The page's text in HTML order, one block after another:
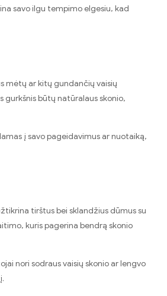
savo ilgu tempimo elgesiu, kad
mėtų ar kitų gundančių vaisių
būtų natūralaus skonio,
į savo pageidavimus ar nuotaiką,
tirštus bei sklandžius dūmus su
kuris pagerina bendrą skonio
nori sodraus vaisių skonio ar lengvo